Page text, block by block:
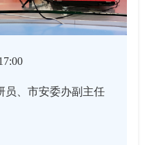
员、市安委办副主任